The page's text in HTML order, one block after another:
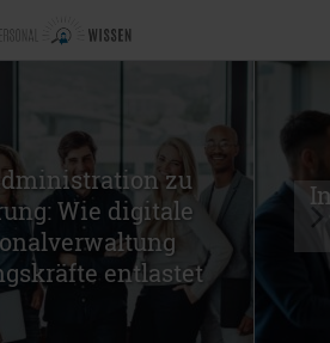
zu
Wie digitale
entlastet